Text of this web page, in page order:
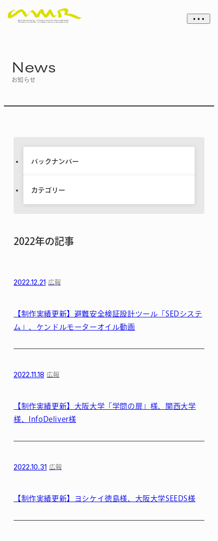
• • •
News
お知らせ
バックナンバー
カテゴリー
2022年の記事
2022.12.21 広報
【制作実績更新】避難安全検証設計ツール「SEDシステ
ム」、ケンドルモーターオイル動画
2022.11.18 広報
【制作実績更新】大阪大学「学問の扉」様、関西大学
様、InfoDeliver様
2022.10.31 広報
【制作実績更新】ヨシケイ徳島様、大阪大学SEEDS様